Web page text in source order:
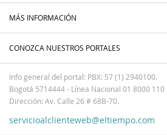
MÁS INFORMACIÓN
CONOZCA NUESTROS PORTALES
Info general del portal: PBX: 57 (1) 2940100.
Bogotá 5714444 - Línea Nacional 01 8000 110
Dirección: Av. Calle 26 # 68B-70.
servicioalclienteweb@eltiempo.com